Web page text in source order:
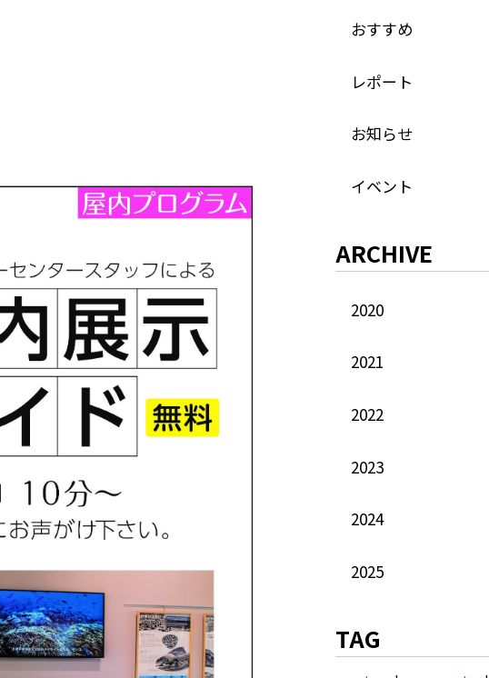
おすすめ
レポート
お知らせ
イベント
ARCHIVE
2020
2021
2022
2023
2024
2025
TAG